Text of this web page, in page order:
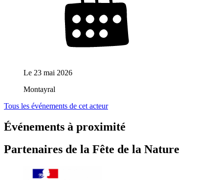
Le 23 mai 2026
Montayral
Tous les événements de cet acteur
Événements à proximité
Partenaires de la Fête de la Nature